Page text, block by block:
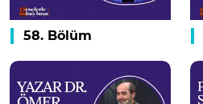
58. Bölüm